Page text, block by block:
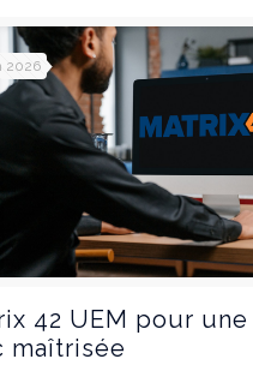
2026
42 UEM pour
maîtrisée